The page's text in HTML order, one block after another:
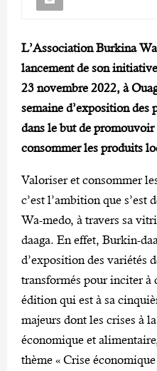
L’Association Burkina
lancement de son initiative
23 novembre 2022, à
semaine d’exposition des
dans le but de promouvoir
consommer les produits
Valoriser et consommer
c’est l’ambition que s’est
Wa-medo, à travers sa
daaga. En effet, Burkin-
d’exposition des variétés
transformés pour inciter à
édition qui est à sa
majeurs dont les crises à
économique et
thème « Crise